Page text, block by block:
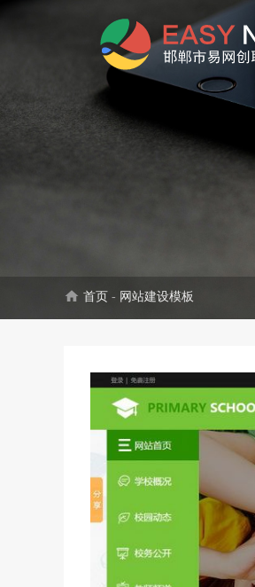
home 首页 - 网站建设模板